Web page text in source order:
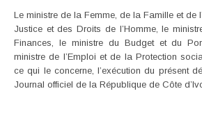
Le ministre de la Femme, de la Famille et de
Justice et des Droits de l’Homme, le
Finances, le ministre du Budget et du
ministre de l’Emploi et de la Protection
ce qui le concerne, l’exécution du présent
Journal officiel de la République de Côte